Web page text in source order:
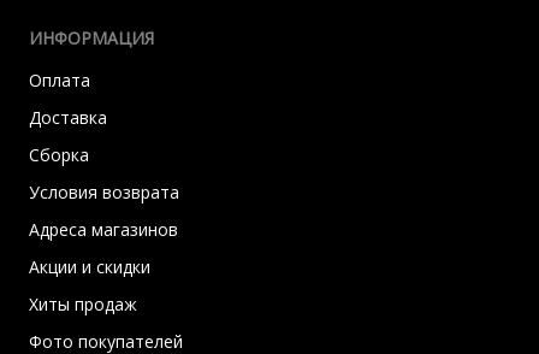
ИНФОРМАЦИЯ
Оплата
Доставка
Сборка
Условия возврата
Адреса магазинов
Акции и скидки
Хиты продаж
Фото покупателей